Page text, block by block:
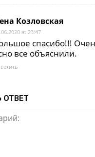
Козловская
at 23:47
спасибо!!!
все объяснили.
ОТВЕТ